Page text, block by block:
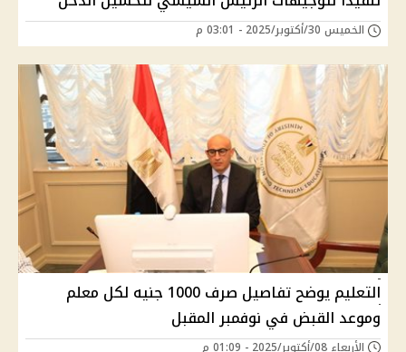
الخميس 30/أكتوبر/2025 - 03:01 م
التعليم يوضح تفاصيل صرف 1000 جنيه لكل معلم
وموعد القبض في نوفمبر المقبل
الأربعاء 08/أكتوبر/2025 - 01:09 م